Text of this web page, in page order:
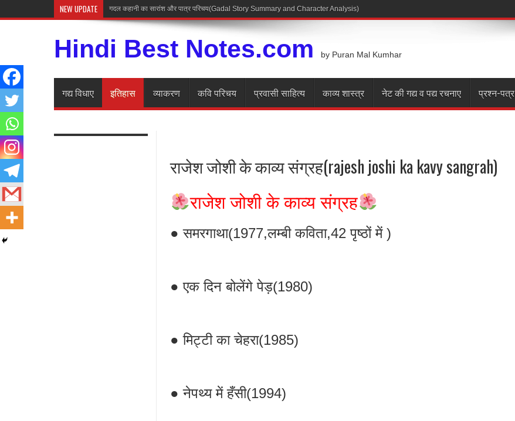
NEW UPDATE
Hindi Best Notes.com by Puran Mal Kumhar
गद्य विधाए इतिहास व्याकरण कवि परिचय प्रवासी साहित्य काव्य शास्त्र नेट की गद्य व पद्य रचनाए प्रश्न-पत्र
राजेश जोशी के काव्य संग्रह(rajesh joshi ka kavy sangrah)
राजेश जोशी के काव्य संग्रह
● समरगाथा(1977,लम्बी कविता,42 पृष्ठों में )
● एक दिन बोलेंगे पेड़(1980)
● मिट्टी का चेहरा(1985)
● नेपथ्य में हँसी(1994)